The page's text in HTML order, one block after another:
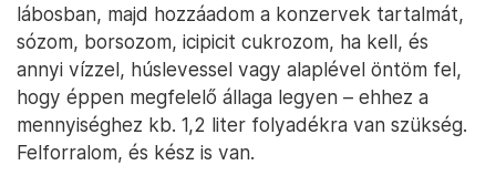
lábosban, majd hozzáadom a konzervek tartalmát,
sózom, borsozom, icipicit cukrozom, ha kell, és
annyi vízzel, húslevessel vagy alaplével öntöm fel,
hogy éppen megfelelő állaga legyen – ehhez a
mennyiséghez kb. 1,2 liter folyadékra van szükség.
Felforralom, és kész is van.